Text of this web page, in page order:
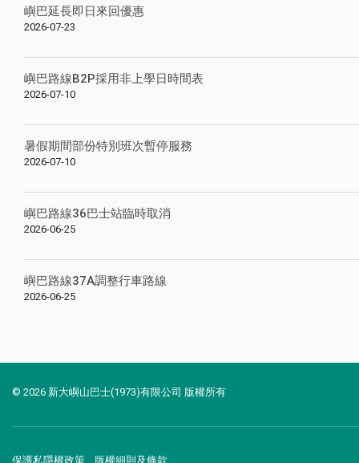
嶼巴延長即日來回優惠
2026-07-23
嶼巴路線B2P採用非上學日時間表
2026-07-10
暑假期間部份特別班次暫停服務
2026-07-10
嶼巴路線36巴士站臨時取消
2026-06-25
嶼巴路線37A調整行車路線
2026-06-25
© 2026 新大嶼山巴士(1973)有限公司 版權所有
保護私隱權政策 版權細則及條款